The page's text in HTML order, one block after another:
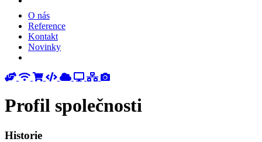
O nás
Reference
Kontakt
Novinky
Profil společnosti
Historie